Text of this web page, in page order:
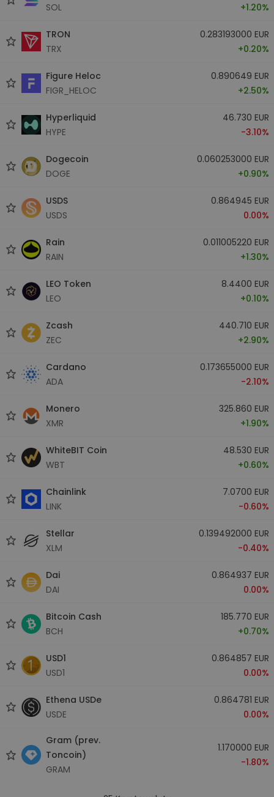
SOL
+1.20%
TRON
TRX
0.283193000 EUR
+0.20%
Figure Heloc
FIGR_HELOC
0.890649 EUR
+2.50%
Hyperliquid
HYPE
46.730 EUR
-3.10%
Dogecoin
DOGE
0.060253000 EUR
+0.90%
USDS
USDS
0.864945 EUR
0.00%
Rain
RAIN
0.011005220 EUR
+1.30%
LEO Token
LEO
8.4400 EUR
+0.10%
Zcash
ZEC
440.710 EUR
+2.90%
Cardano
ADA
0.173655000 EUR
-2.10%
Monero
XMR
325.860 EUR
+1.90%
WhiteBIT Coin
WBT
48.530 EUR
+0.60%
Chainlink
LINK
7.0700 EUR
-0.60%
Stellar
XLM
0.139492000 EUR
-0.40%
Dai
DAI
0.864937 EUR
0.00%
Bitcoin Cash
BCH
185.770 EUR
+0.70%
USD1
USD1
0.864857 EUR
0.00%
Ethena USDe
USDE
0.864781 EUR
0.00%
Gram (prev.
Toncoin)
GRAM
1.170000 EUR
-1.80%